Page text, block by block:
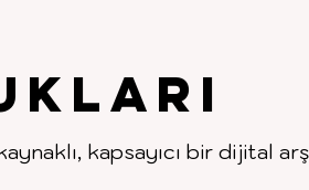
kapsayıcı bir dijital